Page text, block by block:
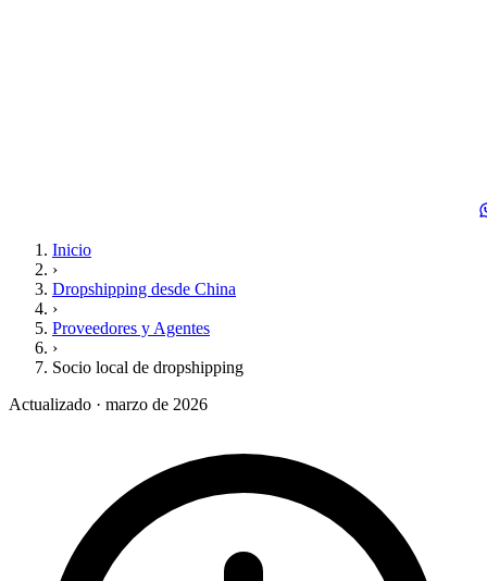
Inicio
›
Dropshipping desde China
›
Proveedores y Agentes
›
Socio local de dropshipping
Actualizado · marzo de 2026